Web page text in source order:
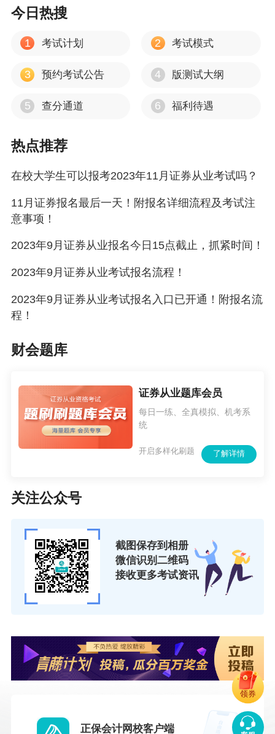
今日热搜
1 考试计划 2 考试模式
3 预约考试公告 4 版测试大纲
5 查分通道 6 福利待遇
热点推荐
在校大学生可以报考2023年11月证券从业考试吗？
11月证券报名最后一天！附报名详细流程及考试注
意事项！
2023年9月证券从业报名今日15点截止，抓紧时间！
2023年9月证券从业考试报名流程！
2023年9月证券从业考试报名入口已开通！附报名流
程！
财会题库
证券从业题库会员
每日一练、全真模拟、机考系
统
了解详情
开启多样化刷题
关注公众号
截图保存到相册
微信识别二维码
接收更多考试资讯
正保会计网校客户端
领券